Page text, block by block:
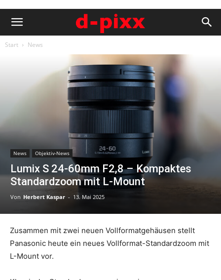
Start News
News Objektiv-News
Lumix S 24-60mm F2,8 – Kompaktes
Standardzoom mit L-Mount
Von Herbert Kaspar - 13. Mai 2025
Zusammen mit zwei neuen Vollformatgehäusen stellt
Panasonic heute ein neues Vollformat-Standardzoom mit
L-Mount vor.